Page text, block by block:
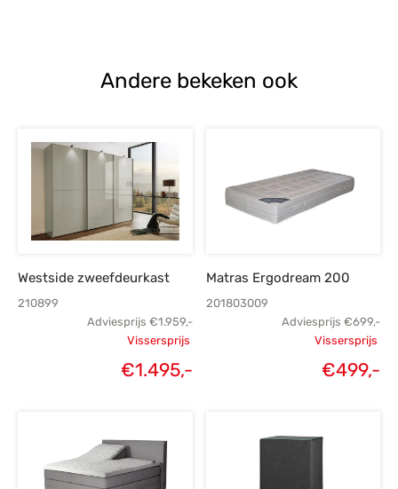
Andere bekeken ook
Westside zweefdeurkast
210899
Adviesprijs €1.959,-
Oorspronkelijke
Vissersprijs
€1.495,-
Matras Ergodream 200
201803009
Adviesprijs €699,-
Vissersprijs
€499,-